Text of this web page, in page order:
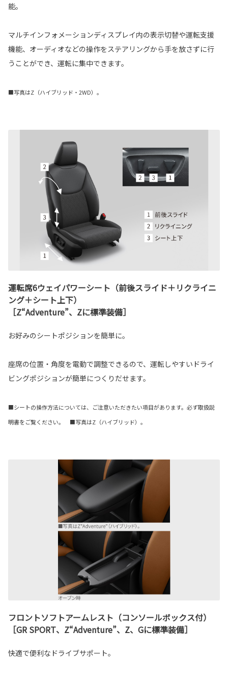
能。
マルチインフォメーションディスプレイ内の表示切替や運転支援
機能、オーディオなどの操作をステアリングから手を放さずに行
うことができ、運転に集中できます。
■写真はZ（ハイブリッド・2WD）。
運転席6ウェイパワーシート（前後スライド＋リクライニ
ング＋シート上下）
［Z“Adventure”、Zに標準装備］
お好みのシートポジションを簡単に。
座席の位置・角度を電動で調整できるので、運転しやすいドライ
ビングポジションが簡単につくりだせます。
■シートの操作方法については、ご注意いただきたい項目があります。必ず取扱説
明書をご覧ください。 ■写真はZ（ハイブリッド）。
フロント︎ソフトアームレスト（コンソールボックス付）
［GR SPORT、Z“Adventure”、Z、Gに標準装備］
快適で便利なドライブサポート。